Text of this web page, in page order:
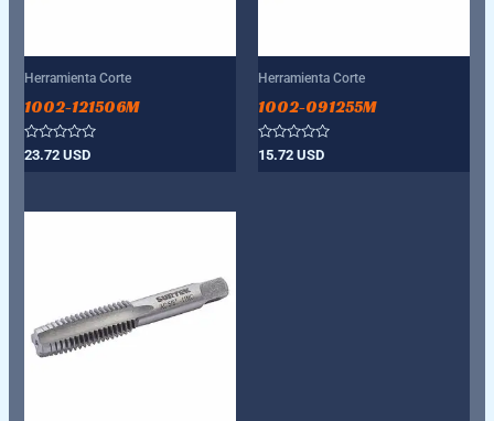
Herramienta Corte
1002-121506M
Valorado
con
23.72USD
Herramienta Corte
1002-091255M
Valorado
con
15.72 USD